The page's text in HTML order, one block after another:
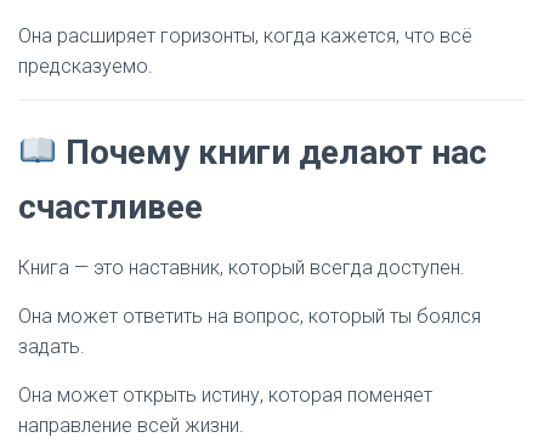
Она расширяет горизонты, когда кажется, что всё
предсказуемо.
Почему книги делают нас
счастливее
Книга — это наставник, который всегда доступен.
Она может ответить на вопрос, который ты боялся
задать.
Она может открыть истину, которая поменяет
направление всей жизни.